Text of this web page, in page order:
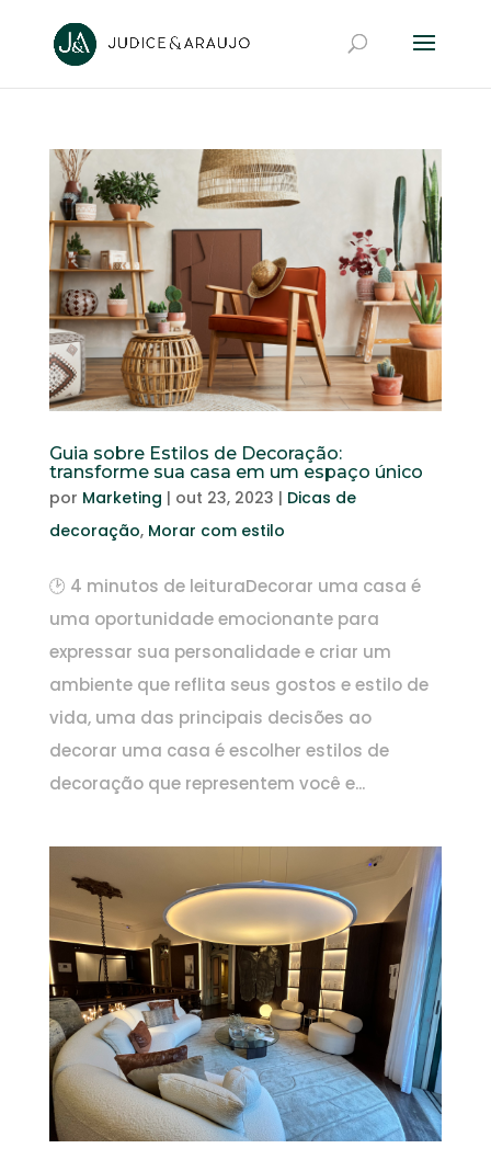
Guia sobre Estilos de Decoração:
transforme sua casa em um espaço único
por Marketing | out 23, 2023 | Dicas de
decoração, Morar com estilo
🕑 4 minutos de leituraDecorar uma casa é
uma oportunidade emocionante para
expressar sua personalidade e criar um
ambiente que reflita seus gostos e estilo de
vida, uma das principais decisões ao
decorar uma casa é escolher estilos de
decoração que representem você e...